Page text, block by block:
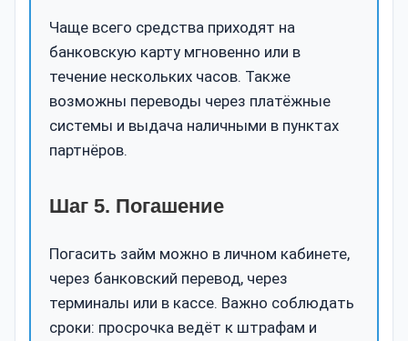
Чаще всего средства приходят на
банковскую карту мгновенно или в
течение нескольких часов. Также
возможны переводы через платёжные
системы и выдача наличными в пунктах
партнёров.
Шаг 5. Погашение
Погасить займ можно в личном кабинете,
через банковский перевод, через
терминалы или в кассе. Важно соблюдать
сроки: просрочка ведёт к штрафам и